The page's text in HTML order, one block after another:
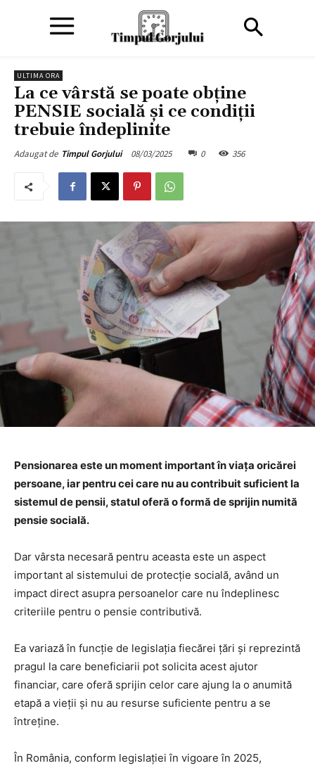
ULTIMA ORA
La ce vârstă se poate obține
PENSIE socială și ce condiții
trebuie îndeplinite
Adaugat de Timpul Gorjului 08/03/2025 0 356
Pensionarea este un moment important în viața oricărei
persoane, iar pentru cei care nu au contribuit suficient la
sistemul de pensii, statul oferă o formă de sprijin numită
pensie socială.
Dar vârsta necesară pentru aceasta este un aspect
important al sistemului de protecție socială, având un
impact direct asupra persoanelor care nu îndeplinesc
criteriile pentru o pensie contributivă.
Ea variază în funcție de legislația fiecărei țări și reprezintă
pragul la care beneficiarii pot solicita acest ajutor
financiar, care oferă sprijin celor care ajung la o anumită
etapă a vieții și nu au resurse suficiente pentru a se
întreține.
În România, conform legislației în vigoare în 2025,